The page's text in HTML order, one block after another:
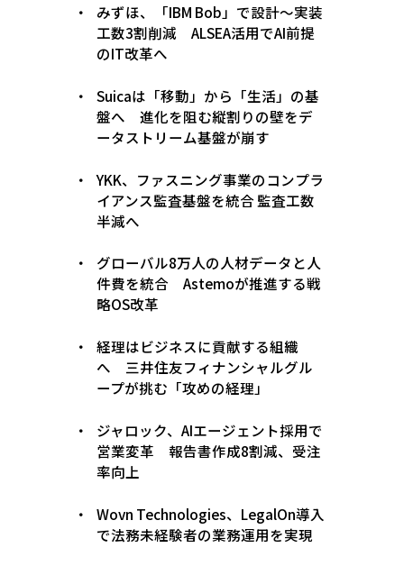
みずほ、「IBM Bob」で設計〜実装
工数3割削減 ALSEA活用でAI前提
のIT改革へ
Suicaは「移動」から「生活」の基
盤へ 進化を阻む縦割りの壁をデ
ータストリーム基盤が崩す
YKK、ファスニング事業のコンプラ
イアンス監査基盤を統合 監査工数
半減へ
グローバル8万人の人材データと人
件費を統合 Astemoが推進する戦
略OS改革
経理はビジネスに貢献する組織
へ 三井住友フィナンシャルグル
ープが挑む「攻めの経理」
ジャロック、AIエージェント採用で
営業変革 報告書作成8割減、受注
率向上
Wovn Technologies、LegalOn導入
で法務未経験者の業務運用を実現